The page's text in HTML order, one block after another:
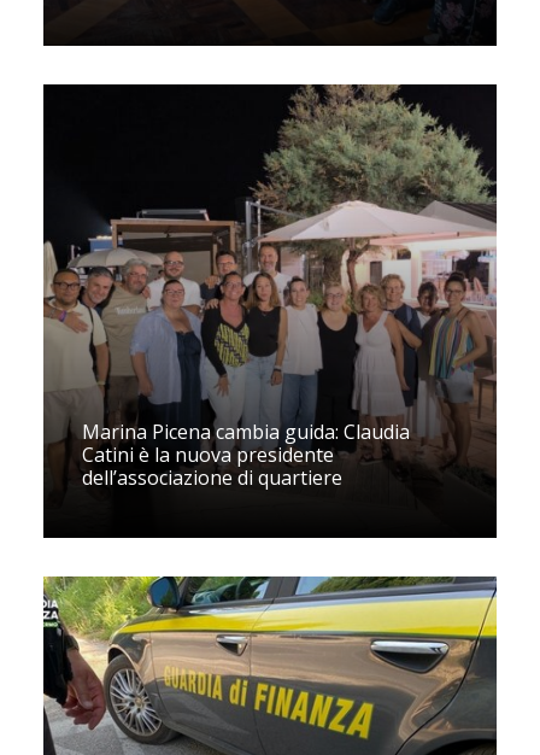
Marina Picena cambia guida: Claudia
Catini è la nuova presidente
dell’associazione di quartiere